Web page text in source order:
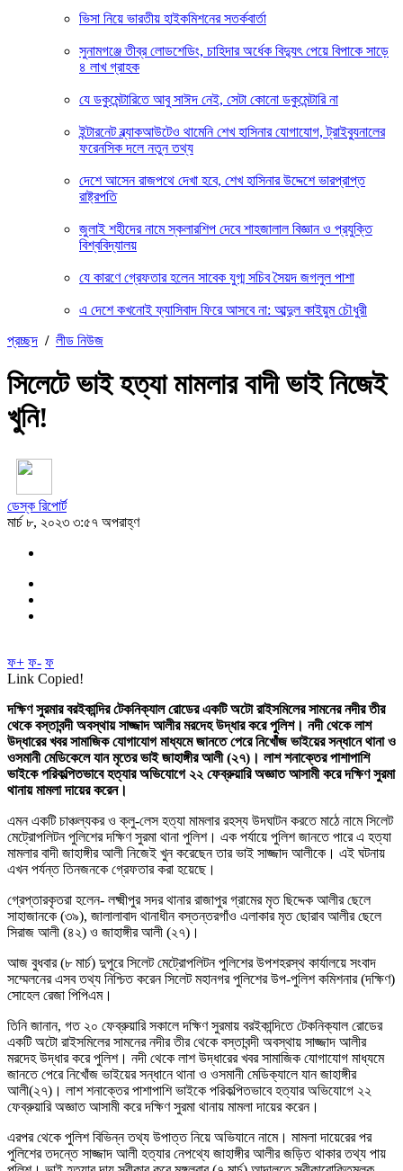
ভিসা নিয়ে ভারতীয় হাইকমিশনের সতর্কবার্তা
সুনামগঞ্জে তীব্র লোডশেডিং, চাহিদার অর্ধেক বিদ্যুৎ পেয়ে বিপাকে সাড়ে
৪ লাখ গ্রাহক
যে ডকুমেন্টারিতে আবু সাঈদ নেই, সেটা কোনো ডকুমেন্টারি না
ইন্টারনেট ব্ল্যাকআউটেও থামেনি শেখ হাসিনার যোগাযোগ, ট্রাইব্যুনালের
ফরেনসিক দলে নতুন তথ্য
দেশে আসেন রাজপথে দেখা হবে, শেখ হাসিনার উদ্দেশে ভারপ্রাপ্ত
রাষ্ট্রপতি
জুলাই শহীদের নামে স্কলারশিপ দেবে শাহজালাল বিজ্ঞান ও প্রযুক্তি
বিশ্ববিদ্যালয়
যে কারণে গ্রেফতার হলেন সাবেক যুগ্ম সচিব সৈয়দ জগলুল পাশা
এ দেশে কখনোই ফ্যাসিবাদ ফিরে আসবে না: আব্দুল কাইয়ুম চৌধুরী
প্রচ্ছদ / লীড নিউজ
সিলেটে ভাই হত্যা মামলার বাদী ভাই নিজেই
খুনি!
ডেস্ক রিপোর্ট
মার্চ ৮, ২০২৩ ৩:৫৭ অপরাহ্ণ
ফ+ ফ- ফ
Link Copied!
দক্ষিণ সুরমার বরইকান্দির টেকনিক্যাল রোডের একটি অটো রাইসমিলের সামনের নদীর তীর
থেকে বস্তাবন্দী অবস্থায় সাজ্জাদ আলীর মরদেহ উদ্ধার করে পুলিশ। নদী থেকে লাশ
উদ্ধারের খবর সামাজিক যোগাযোগ মাধ্যমে জানতে পেরে নিখোঁজ ভাইয়ের সন্ধানে থানা ও
ওসমানী মেডিকেলে যান মৃতের ভাই জাহাঙ্গীর আলী (২৭)। লাশ শনাক্তের পাশাপাশি
ভাইকে পরিকল্পিতভাবে হত্যার অভিযোগে ২২ ফেব্রুয়ারি অজ্ঞাত আসামী করে দক্ষিণ সুরমা
থানায় মামলা দায়ের করেন।
এমন একটি চাঞ্চল্যকর ও ক্লু-লেস হত্যা মামলার রহস্য উদঘাটন করতে মাঠে নামে সিলেট
মেট্রোপলিটন পুলিশের দক্ষিণ সুরমা থানা পুলিশ। এক পর্যায়ে পুলিশ জানতে পারে এ হত্যা
মামলার বাদী জাহাঙ্গীর আলী নিজেই খুন করেছেন তার ভাই সাজ্জাদ আলীকে। এই ঘটনায়
এখন পর্যন্ত তিনজনকে গ্রেফতার করা হয়েছে।
গ্রেপ্তারকৃতরা হলেন- লক্ষ্মীপুর সদর থানার রাজাপুর গ্রামের মৃত ছিদ্দেক আলীর ছেলে
সাহাজানকে (৩৯), জালালাবাদ থানাধীন বস্তন্তরগাঁও এলাকার মৃত ছোরাব আলীর ছেলে
সিরাজ আলী (৪২) ও জাহাঙ্গীর আলী (২৭)।
আজ বুধবার (৮ মার্চ) দুপুরে সিলেট মেট্রোপলিটন পুলিশের উপশহরস্থ কার্যালয়ে সংবাদ
সম্মেলনের এসব তথ্য নিশ্চিত করেন সিলেট মহানগর পুলিশের উপ-পুলিশ কমিশনার (দক্ষিণ)
সোহেল রেজা পিপিএম।
তিনি জানান, গত ২০ ফেব্রুয়ারি সকালে দক্ষিণ সুরমায় বরইকান্দিতে টেকনিক্যাল রোডের
একটি অটো রাইসমিলের সামনের নদীর তীর থেকে বস্তাবন্দী অবস্থায় সাজ্জাদ আলীর
মরদেহ উদ্ধার করে পুলিশ। নদী থেকে লাশ উদ্ধারের খবর সামাজিক যোগাযোগ মাধ্যমে
জানতে পেরে নিখোঁজ ভাইয়ের সন্ধানে থানা ও ওসমানী মেডিক্যালে যান জাহাঙ্গীর
আলী(২৭)। লাশ শনাক্তের পাশাপাশি ভাইকে পরিকল্পিতভাবে হত্যার অভিযোগে ২২
ফেব্রুয়ারি অজ্ঞাত আসামী করে দক্ষিণ সুরমা থানায় মামলা দায়ের করেন।
এরপর থেকে পুলিশ বিভিন্ন তথ্য উপাত্ত নিয়ে অভিযানে নামে। মামলা দায়েরের পর
পুলিশের তদন্তে সাজ্জাদ আলী হত্যার নেপথ্যে জাহাঙ্গীর আলীর জড়িত থাকার তথ্য পায়